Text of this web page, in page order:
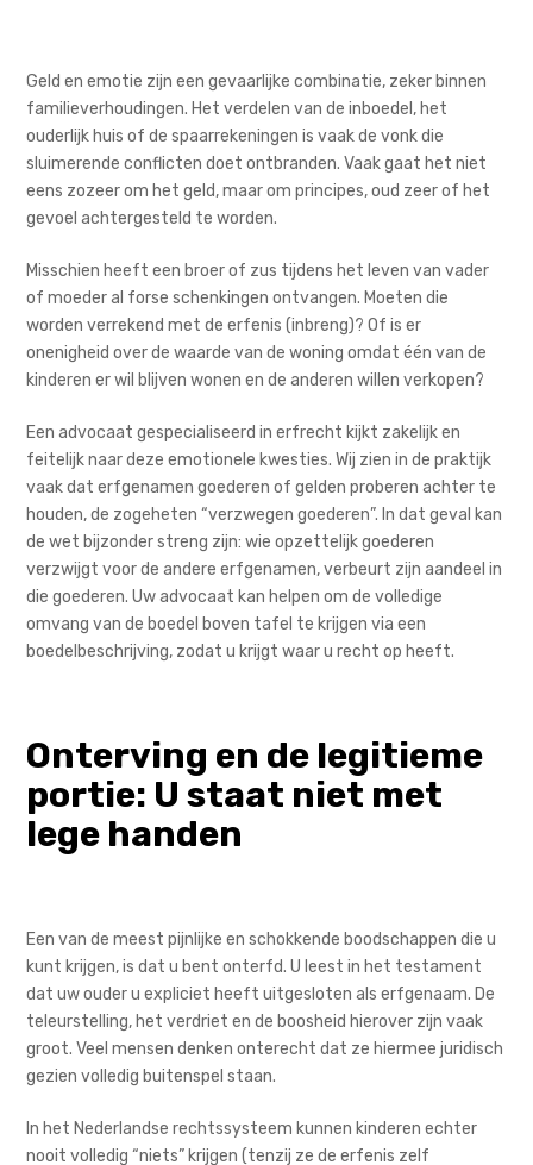
Geld en emotie zijn een gevaarlijke combinatie, zeker binnen
familieverhoudingen. Het verdelen van de inboedel, het
ouderlijk huis of de spaarrekeningen is vaak de vonk die
sluimerende conflicten doet ontbranden. Vaak gaat het niet
eens zozeer om het geld, maar om principes, oud zeer of het
gevoel achtergesteld te worden.
Misschien heeft een broer of zus tijdens het leven van vader
of moeder al forse schenkingen ontvangen. Moeten die
worden verrekend met de erfenis (inbreng)? Of is er
onenigheid over de waarde van de woning omdat één van de
kinderen er wil blijven wonen en de anderen willen verkopen?
Een advocaat gespecialiseerd in erfrecht kijkt zakelijk en
feitelijk naar deze emotionele kwesties. Wij zien in de praktijk
vaak dat erfgenamen goederen of gelden proberen achter te
houden, de zogeheten “verzwegen goederen”. In dat geval kan
de wet bijzonder streng zijn: wie opzettelijk goederen
verzwijgt voor de andere erfgenamen, verbeurt zijn aandeel in
die goederen. Uw advocaat kan helpen om de volledige
omvang van de boedel boven tafel te krijgen via een
boedelbeschrijving, zodat u krijgt waar u recht op heeft.
Onterving en de legitieme
portie: U staat niet met
lege handen
Een van de meest pijnlijke en schokkende boodschappen die u
kunt krijgen, is dat u bent onterfd. U leest in het testament
dat uw ouder u expliciet heeft uitgesloten als erfgenaam. De
teleurstelling, het verdriet en de boosheid hierover zijn vaak
groot. Veel mensen denken onterecht dat ze hiermee juridisch
gezien volledig buitenspel staan.
In het Nederlandse rechtssysteem kunnen kinderen echter
nooit volledig “niets” krijgen (tenzij ze de erfenis zelf